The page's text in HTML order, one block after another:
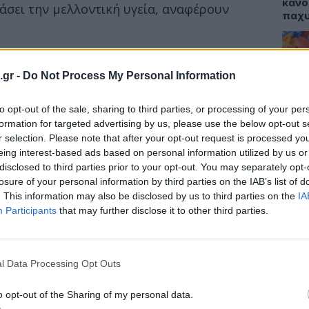
- Do Not Process My Personal Information
opt-out of the sale, sharing to third parties, or processing of your
for targeted advertising by us, please use the below opt-out
selection. Please note that after your opt-out request is processed
interest-based ads based on personal information utilized by us
to third parties prior to your opt-out. You may separately
of your personal information by third parties on the IAB’s list of
This information may also be disclosed by us to third parties on the
Participants that may further disclose it to other third parties.
Data Processing Opt Outs
opt-out of the Sharing of my personal data.
την μελλοντική υγεία, αναφέρουν
πως η ηλικία αυτή σχετίζεται
στη ζωή.
Shandong χρησιμοποίησαν μία μεγάλη,
για να καταγράψουν την ηλικία της
εξέτασαν εάν και πως σχετιζόταν με
μέση και τρίτη ηλικία.
ΙΣΑ: